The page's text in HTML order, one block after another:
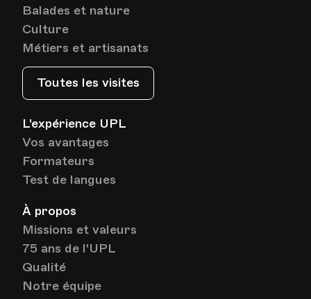
Balades et nature
Culture
Métiers et artisanats
Toutes les visites
L'expérience UPL
Vos avantages
Formateurs
Test de langues
À propos
Missions et valeurs
75 ans de l'UPL
Qualité
Notre équipe